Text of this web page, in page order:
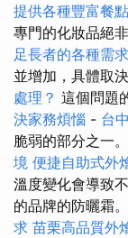
提供各種豐富餐
專門的化妝品絕
足長者的各種需求
並增加，具體取
處理？ 這個問題
決家務煩惱 - 台
脆弱的部分之一。
境 便捷自助式外
溫度變化會導致
的品牌的防曬霜。
求 苗栗高品質外